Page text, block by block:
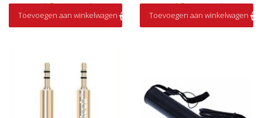
Op voorraad
Toevoegen aan winkelwagen
Op voorraad
Toevoegen aan winkelwagen